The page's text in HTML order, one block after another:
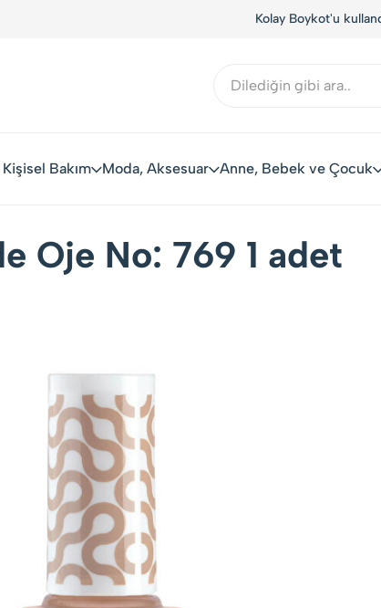
Markalarla Buluşuyor! Kolay Boykot'u
Bakım Moda, Aksesuar Anne, Bebek ve Çocuk
Oje No: 769 1 adet